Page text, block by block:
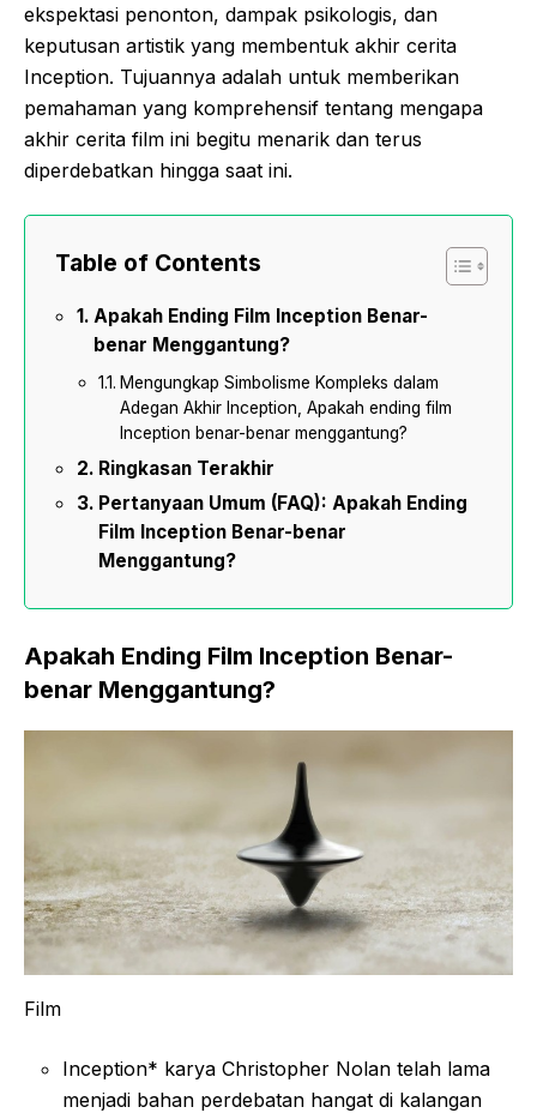
ekspektasi penonton, dampak psikologis, dan
keputusan artistik yang membentuk akhir cerita
Inception. Tujuannya adalah untuk memberikan
pemahaman yang komprehensif tentang mengapa
akhir cerita film ini begitu menarik dan terus
diperdebatkan hingga saat ini.
Table of Contents
Apakah Ending Film Inception Benar-
benar Menggantung?
Mengungkap Simbolisme Kompleks dalam
Adegan Akhir Inception, Apakah ending film
Inception benar-benar menggantung?
Ringkasan Terakhir
Pertanyaan Umum (FAQ): Apakah Ending
Film Inception Benar-benar
Menggantung?
Apakah Ending Film Inception Benar-
benar Menggantung?
Film
Inception* karya Christopher Nolan telah lama
menjadi bahan perdebatan hangat di kalangan